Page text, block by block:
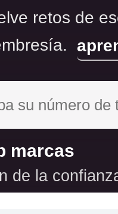
retos de
marcas
de la